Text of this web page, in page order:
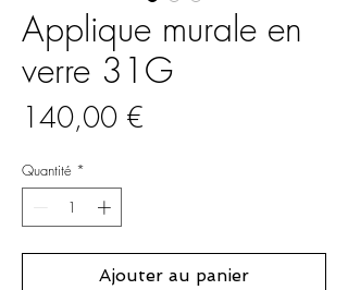
Applique murale en
verre 31G
140,00 €
Quantité *
Ajouter au panier